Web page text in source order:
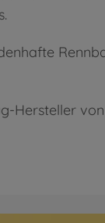
Hersteller